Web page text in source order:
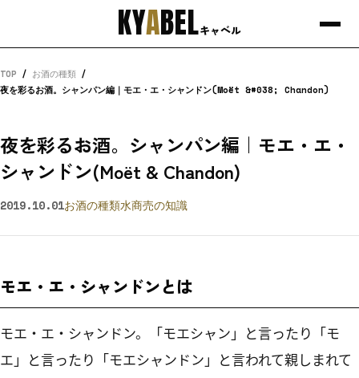
KYABELキャベル
TOP / お酒の種類 /
夜を彩るお酒。シャンパン編｜モエ・エ・シャンドン(Moët &#038; Chandon)
夜を彩るお酒。シャンパン編｜モエ・エ・
シャンドン(Moët & Chandon)
2019.10.01お酒の種類水商売の知識
モエ・エ・シャンドンとは
モエ・エ・シャンドン。「モエシャン」と言ったり「モ
エ」と言ったり「モエシャンドン」と言われて親しまれて